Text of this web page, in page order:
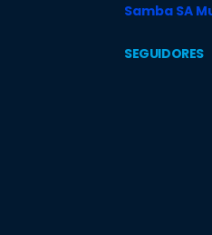
Samba SA
SEGUIDORES